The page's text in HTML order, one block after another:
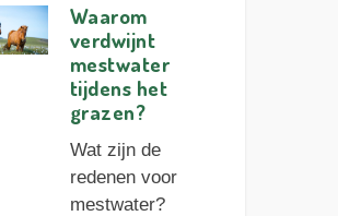
Waarom
verdwijnt
mestwater
tijdens het
grazen?
Wat zijn de
redenen voor
mestwater?